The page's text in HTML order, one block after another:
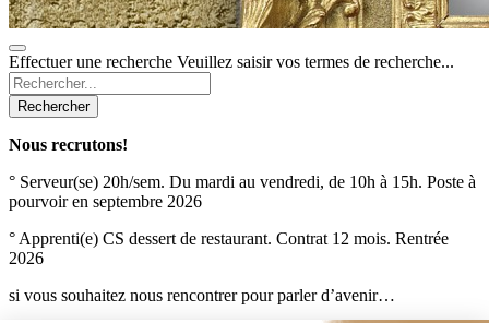
Effectuer une recherche Veuillez saisir vos termes de recherche...
Rechercher
Nous recrutons!
° Serveur(se) 20h/sem. Du mardi au vendredi, de 10h à 15h. Poste à
pourvoir en septembre 2026
° Apprenti(e) CS dessert de restaurant. Contrat 12 mois. Rentrée
2026
si vous souhaitez nous rencontrer pour parler d’avenir…